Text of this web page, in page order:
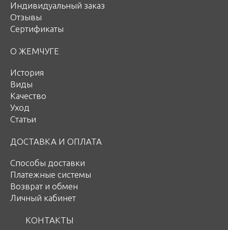
Индивидуальный заказ
Отзывы
Сертификаты
О ЖЕМЧУГЕ
История
Виды
Качество
Уход
Статьи
ДОСТАВКА И ОПЛАТА
Способы доставки
Платежные системы
Возврат и обмен
Личный кабинет
КОНТАКТЫ